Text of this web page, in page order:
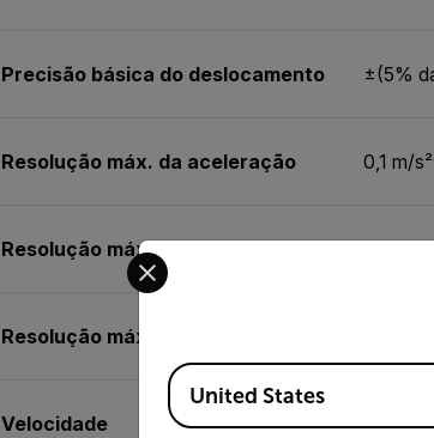
Precisão básica do deslocamento ±(5%
Resolução máx. da aceleração 0,1 m/s²
Resolução máx. da velocidade 0,1
Resolução máx. do deslocamento
Velocidade 0,1 a
Select your preferred country
Available Locations
United States